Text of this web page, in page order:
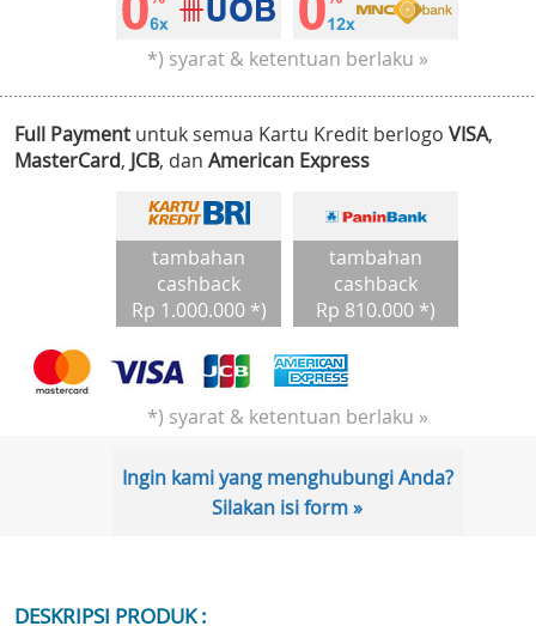
*) syarat & ketentuan berlaku »
Full Payment untuk semua Kartu Kredit berlogo VISA,
MasterCard, JCB, dan American Express
tambahan
cashback
Rp 1.000.000 *)
tambahan
cashback
Rp 810.000 *)
*) syarat & ketentuan berlaku »
Ingin kami yang menghubungi Anda?
Silakan isi form »
DESKRIPSI PRODUK :